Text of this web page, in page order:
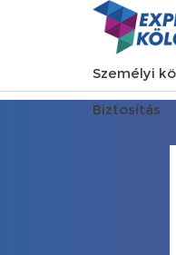
Személyi
Biztosítás